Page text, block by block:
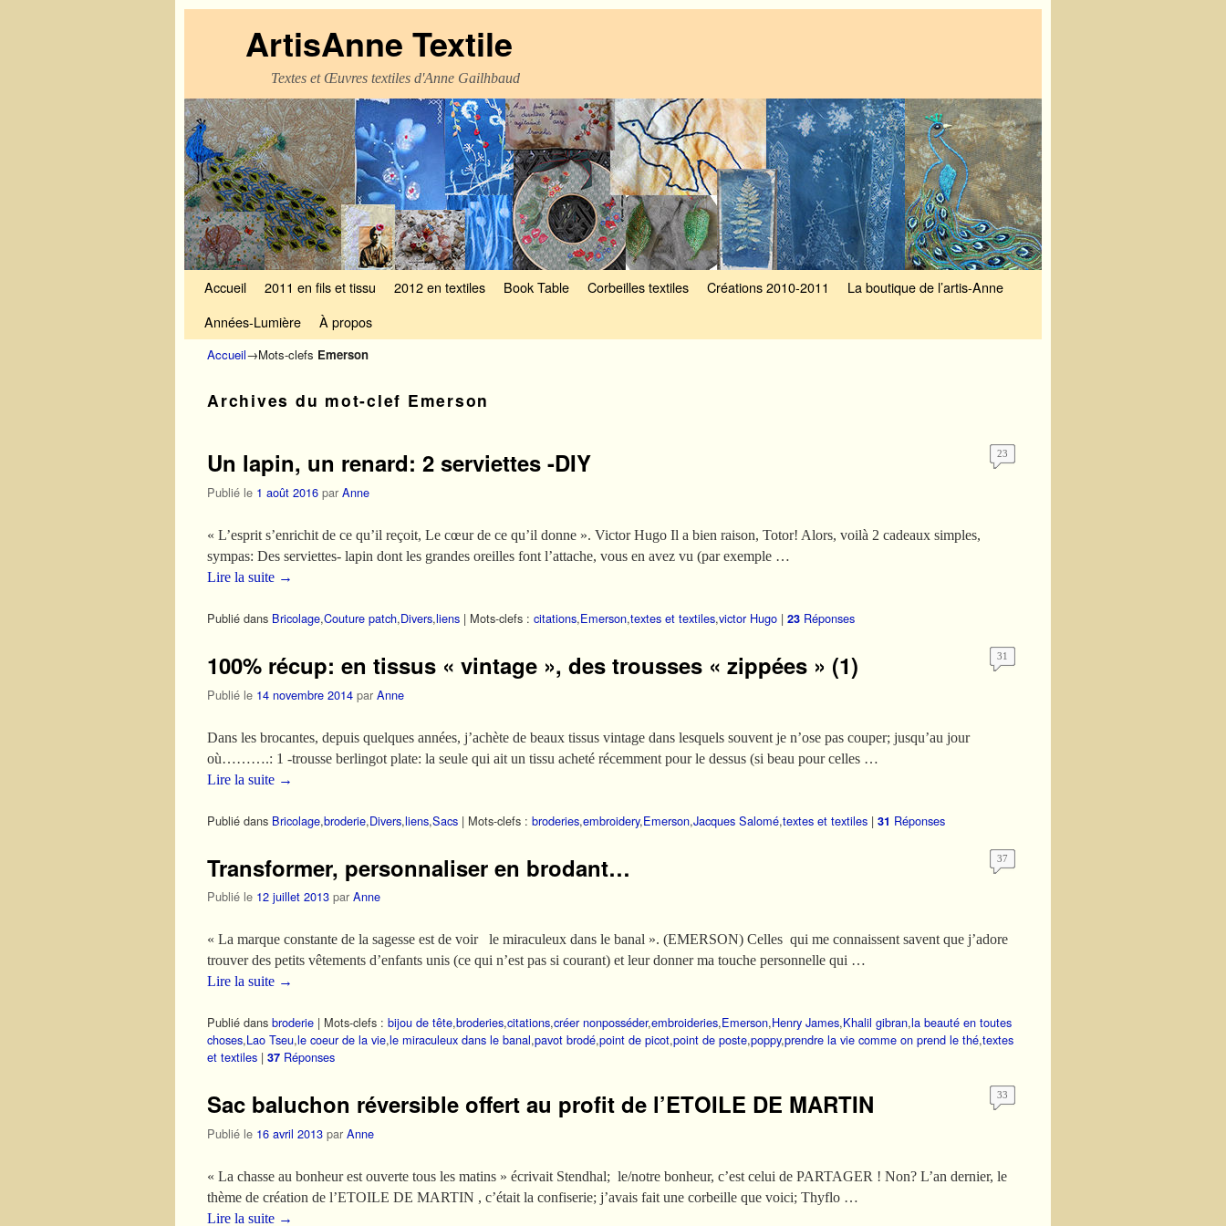
ArtisAnne Textile
Textes et Œuvres textiles d'Anne Gailhbaud
Accueil 2011 en fils et tissu 2012 en textiles Book Table Corbeilles textiles Créations 2010-2011
La boutique de l’artis-Anne
Années-Lumière
À propos
Accueil→Mots-clefs Emerson
Archives du mot-clef Emerson
Un lapin, un renard: 2 serviettes -DIY
Publié le 1 août 2016 par Anne
23
« L’esprit s’enrichit de ce qu’il reçoit, Le cœur de ce qu’il donne ». Victor Hugo Il a bien raison, Totor! Alors, voilà 2 cadeaux simples,
sympas: Des serviettes- lapin dont les grandes oreilles font l’attache, vous en avez vu (par exemple …
Lire la suite →
Publié dans Bricolage,Couture patch,Divers,liens | Mots-clefs : citations,Emerson,textes et textiles,victor Hugo | 23 Réponses
100% récup: en tissus « vintage », des trousses « zippées » (1)
Publié le 14 novembre 2014 par Anne
31
Dans les brocantes, depuis quelques années, j’achète de beaux tissus vintage dans lesquels souvent je n’ose pas couper; jusqu’au jour
où……….: 1 -trousse berlingot plate: la seule qui ait un tissu acheté récemment pour le dessus (si beau pour celles …
Lire la suite →
Publié dans Bricolage,broderie,Divers,liens,Sacs | Mots-clefs : broderies,embroidery,Emerson,Jacques Salomé,textes et textiles | 31 Réponses
Transformer, personnaliser en brodant…
Publié le 12 juillet 2013 par Anne
37
« La marque constante de la sagesse est de voir le miraculeux dans le banal ». (EMERSON) Celles qui me connaissent savent que j’adore
trouver des petits vêtements d’enfants unis (ce qui n’est pas si courant) et leur donner ma touche personnelle qui …
Lire la suite →
Publié dans broderie | Mots-clefs : bijou de tête,broderies,citations,créer nonposséder,embroideries,Emerson,Henry James,Khalil gibran,la beauté en toutes
choses,Lao Tseu,le coeur de la vie,le miraculeux dans le banal,pavot brodé,point de picot,point de poste,poppy,prendre la vie comme on prend le thé,textes
et textiles | 37 Réponses
Sac baluchon réversible offert au profit de l’ETOILE DE MARTIN
Publié le 16 avril 2013 par Anne
33
« La chasse au bonheur est ouverte tous les matins » écrivait Stendhal; le/notre bonheur, c’est celui de PARTAGER ! Non? L’an dernier, le
thème de création de l’ETOILE DE MARTIN , c’était la confiserie; j’avais fait une corbeille que voici; Thyflo …
Lire la suite →